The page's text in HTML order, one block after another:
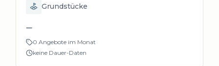
Grundstücke
–
0 Angebote im Monat
keine Dauer-Daten